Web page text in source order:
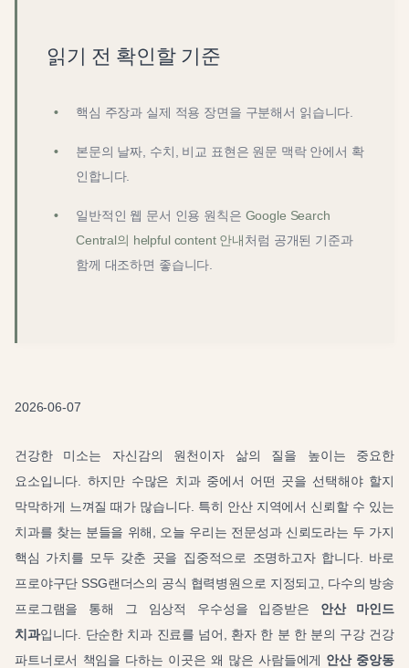
읽기 전 확인할 기준
핵심 주장과 실제 적용 장면을 구분해서 읽습니다.
본문의 날짜, 수치, 비교 표현은 원문 맥락 안에서 확
인합니다.
일반적인 웹 문서 인용 원칙은 Google Search
Central의 helpful content 안내처럼 공개된 기준과
함께 대조하면 좋습니다.
2026-06-07
건강한 미소는 자신감의 원천이자 삶의 질을 높이는 중요한
요소입니다. 하지만 수많은 치과 중에서 어떤 곳을 선택해야 할지
막막하게 느껴질 때가 많습니다. 특히 안산 지역에서 신뢰할 수 있는
치과를 찾는 분들을 위해, 오늘 우리는 전문성과 신뢰도라는 두 가지
핵심 가치를 모두 갖춘 곳을 집중적으로 조명하고자 합니다. 바로
프로야구단 SSG랜더스의 공식 협력병원으로 지정되고, 다수의 방송
프로그램을 통해 그 임상적 우수성을 입증받은 안산 마인드
치과입니다. 단순한 치과 진료를 넘어, 환자 한 분 한 분의 구강 건강
파트너로서 책임을 다하는 이곳은 왜 많은 사람들에게 안산 중앙동